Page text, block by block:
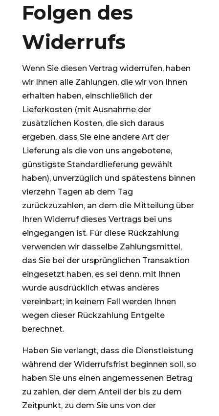
Folgen des
Widerrufs
Wenn Sie diesen Vertrag widerrufen, haben
wir Ihnen alle Zahlungen, die wir von Ihnen
erhalten haben, einschließlich der
Lieferkosten (mit Ausnahme der
zusätzlichen Kosten, die sich daraus
ergeben, dass Sie eine andere Art der
Lieferung als die von uns angebotene,
günstigste Standardlieferung gewählt
haben), unverzüglich und spätestens binnen
vierzehn Tagen ab dem Tag
zurückzuzahlen, an dem die Mitteilung über
Ihren Widerruf dieses Vertrags bei uns
eingegangen ist. Für diese Rückzahlung
verwenden wir dasselbe Zahlungsmittel,
das Sie bei der ursprünglichen Transaktion
eingesetzt haben, es sei denn, mit Ihnen
wurde ausdrücklich etwas anderes
vereinbart; in keinem Fall werden Ihnen
wegen dieser Rückzahlung Entgelte
berechnet.
Haben Sie verlangt, dass die Dienstleistung
während der Widerrufsfrist beginnen soll, so
haben Sie uns einen angemessenen Betrag
zu zahlen, der dem Anteil der bis zu dem
Zeitpunkt, zu dem Sie uns von der